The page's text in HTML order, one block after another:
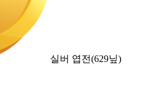
실버 엽전(629닢)